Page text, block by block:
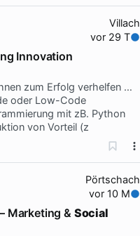
Villach
vor 29 T
Innovation
zum Erfolg verhelfen …
oder Low-Code
mit zB. Python
von Vorteil (z
Pörtschach
vor 10 M
Marketing & Social